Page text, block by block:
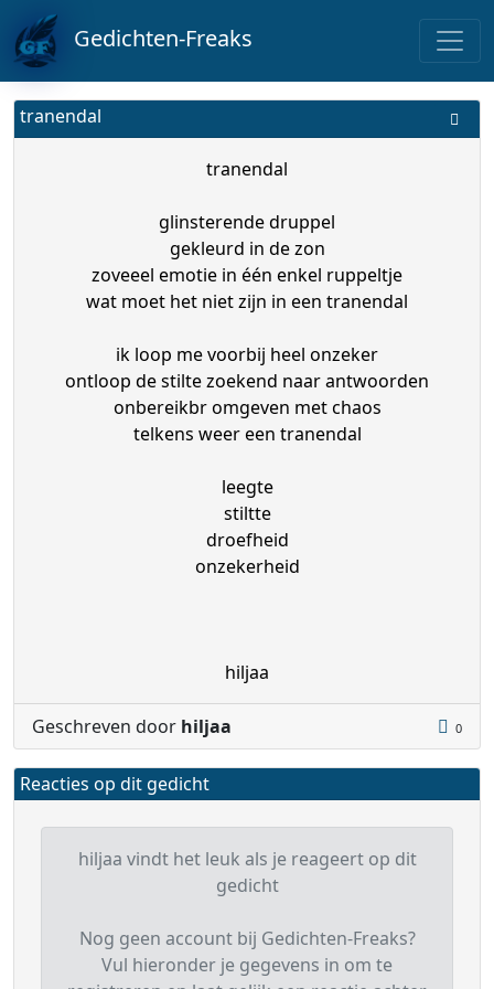
Gedichten-Freaks
tranendal
tranendal
glinsterende druppel
gekleurd in de zon
zoveeel emotie in één enkel ruppeltje
wat moet het niet zijn in een tranendal
ik loop me voorbij heel onzeker
ontloop de stilte zoekend naar antwoorden
onbereikbr omgeven met chaos
telkens weer een tranendal
leegte
stiltte
droefheid
onzekerheid
hiljaa
Geschreven door hiljaa 0
Reacties op dit gedicht
hiljaa vindt het leuk als je reageert op dit
gedicht
Nog geen account bij Gedichten-Freaks?
Vul hieronder je gegevens in om te